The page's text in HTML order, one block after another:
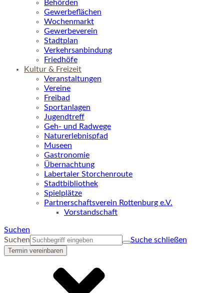
Behörden
Gewerbeflächen
Wochenmarkt
Gewerbeverein
Stadtplan
Verkehrsanbindung
Friedhöfe
Kultur & Freizeit
Veranstaltungen
Vereine
Freibad
Sportanlagen
Jugendtreff
Geh- und Radwege
Naturerlebnispfad
Museen
Gastronomie
Übernachtung
Labertaler Storchenroute
Stadtbibliothek
Spielplätze
Partnerschaftsverein Rottenburg e.V.
Vorstandschaft
Suchen
Suchen
Suche schließen
Termin vereinbaren